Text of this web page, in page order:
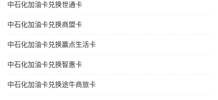
中石化加油卡兑换世通卡
中石化加油卡兑换商盟卡
中石化加油卡兑换赢点生活卡
中石化加油卡兑换智惠卡
中石化加油卡兑换途牛商旅卡